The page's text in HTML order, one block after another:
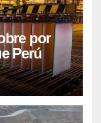
por
Perú